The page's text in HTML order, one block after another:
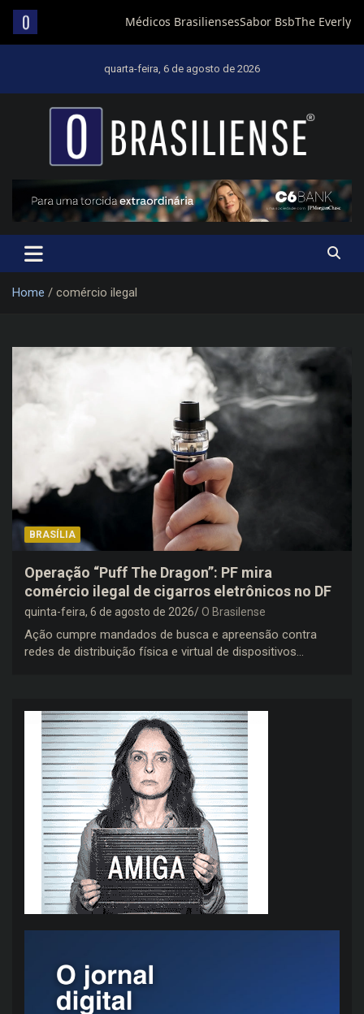
quarta-feira, 6 de agosto de 2026
Um diário de notícias que trabalha por Brasília
Home comércio ilegal
BRASÍLIA
Operação “Puff The Dragon”: PF mira
comércio ilegal de cigarros eletrônicos no DF
quinta-feira, 6 de agosto de 2026 O Brasilense
Ação cumpre mandados de busca e apreensão contra
redes de distribuição física e virtual de dispositivos…